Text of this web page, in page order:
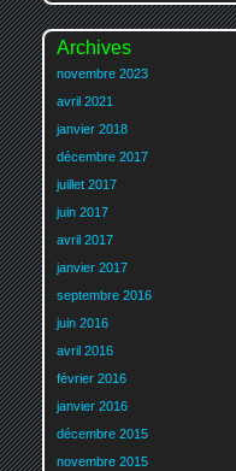
Archives
novembre 2023
avril 2021
janvier 2018
décembre 2017
juillet 2017
juin 2017
avril 2017
janvier 2017
septembre 2016
juin 2016
avril 2016
février 2016
janvier 2016
décembre 2015
novembre 2015